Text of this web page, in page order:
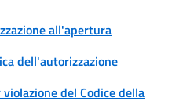
all'apertura
dell'autorizzazione
del Codice della